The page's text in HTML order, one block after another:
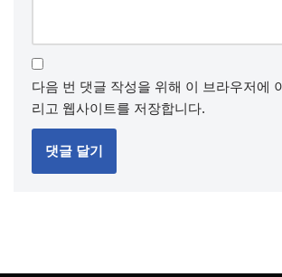
다음 번 댓글 작성을 위해 이 브라우저에
리고 웹사이트를 저장합니다.